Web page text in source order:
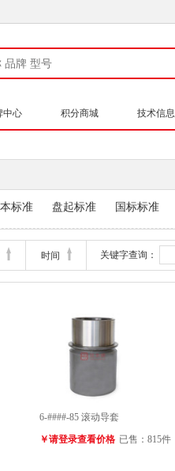
中心 积分商城 技术信息
标准 盘起标准 国标标准
时间 关键字查询：
6-####-85 滚动导套
￥请登录查看价格 已售：815件